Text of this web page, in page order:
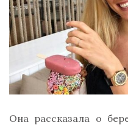
Она рассказала о